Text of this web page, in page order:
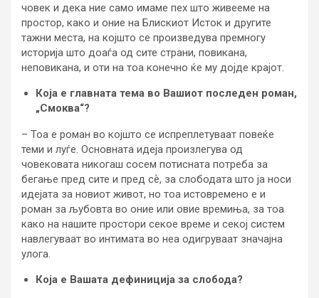
човек и дека ние само имаме пех што живееме на
простор, како и оние на Блискиот Исток и другите
тажни места, на којшто се произведува премногу
историја што доаѓа од сите страни, повикана,
неповикана, и оти на тоа конечно ќе му дојде крајот.
Која е главната тема во Вашиот последен роман,
„Смоква“?
– Тоа е роман во којшто се испреплетуваат повеќе
теми и луѓе. Основната идеја произлегува од
човековата никогаш сосем потисната потреба за
бегање пред сите и пред сѐ, за слободата што ја носи
идејата за новиот живот, но тоа истовремено е и
роман за љубовта во оние или овие времиња, за тоа
како на нашите простори секое време и секој систем
навлегуваат во интимата во неа одигруваат значајна
улога.
Која е Вашата дефиниција за слобода?